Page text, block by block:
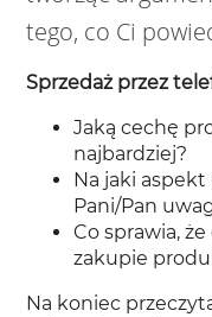
tego, co Ci
Sprzedaż przez
Jaką cechę
najbardziej?
Na jaki
Pani/Pan
Co sprawia,
zakupie
Na koniec